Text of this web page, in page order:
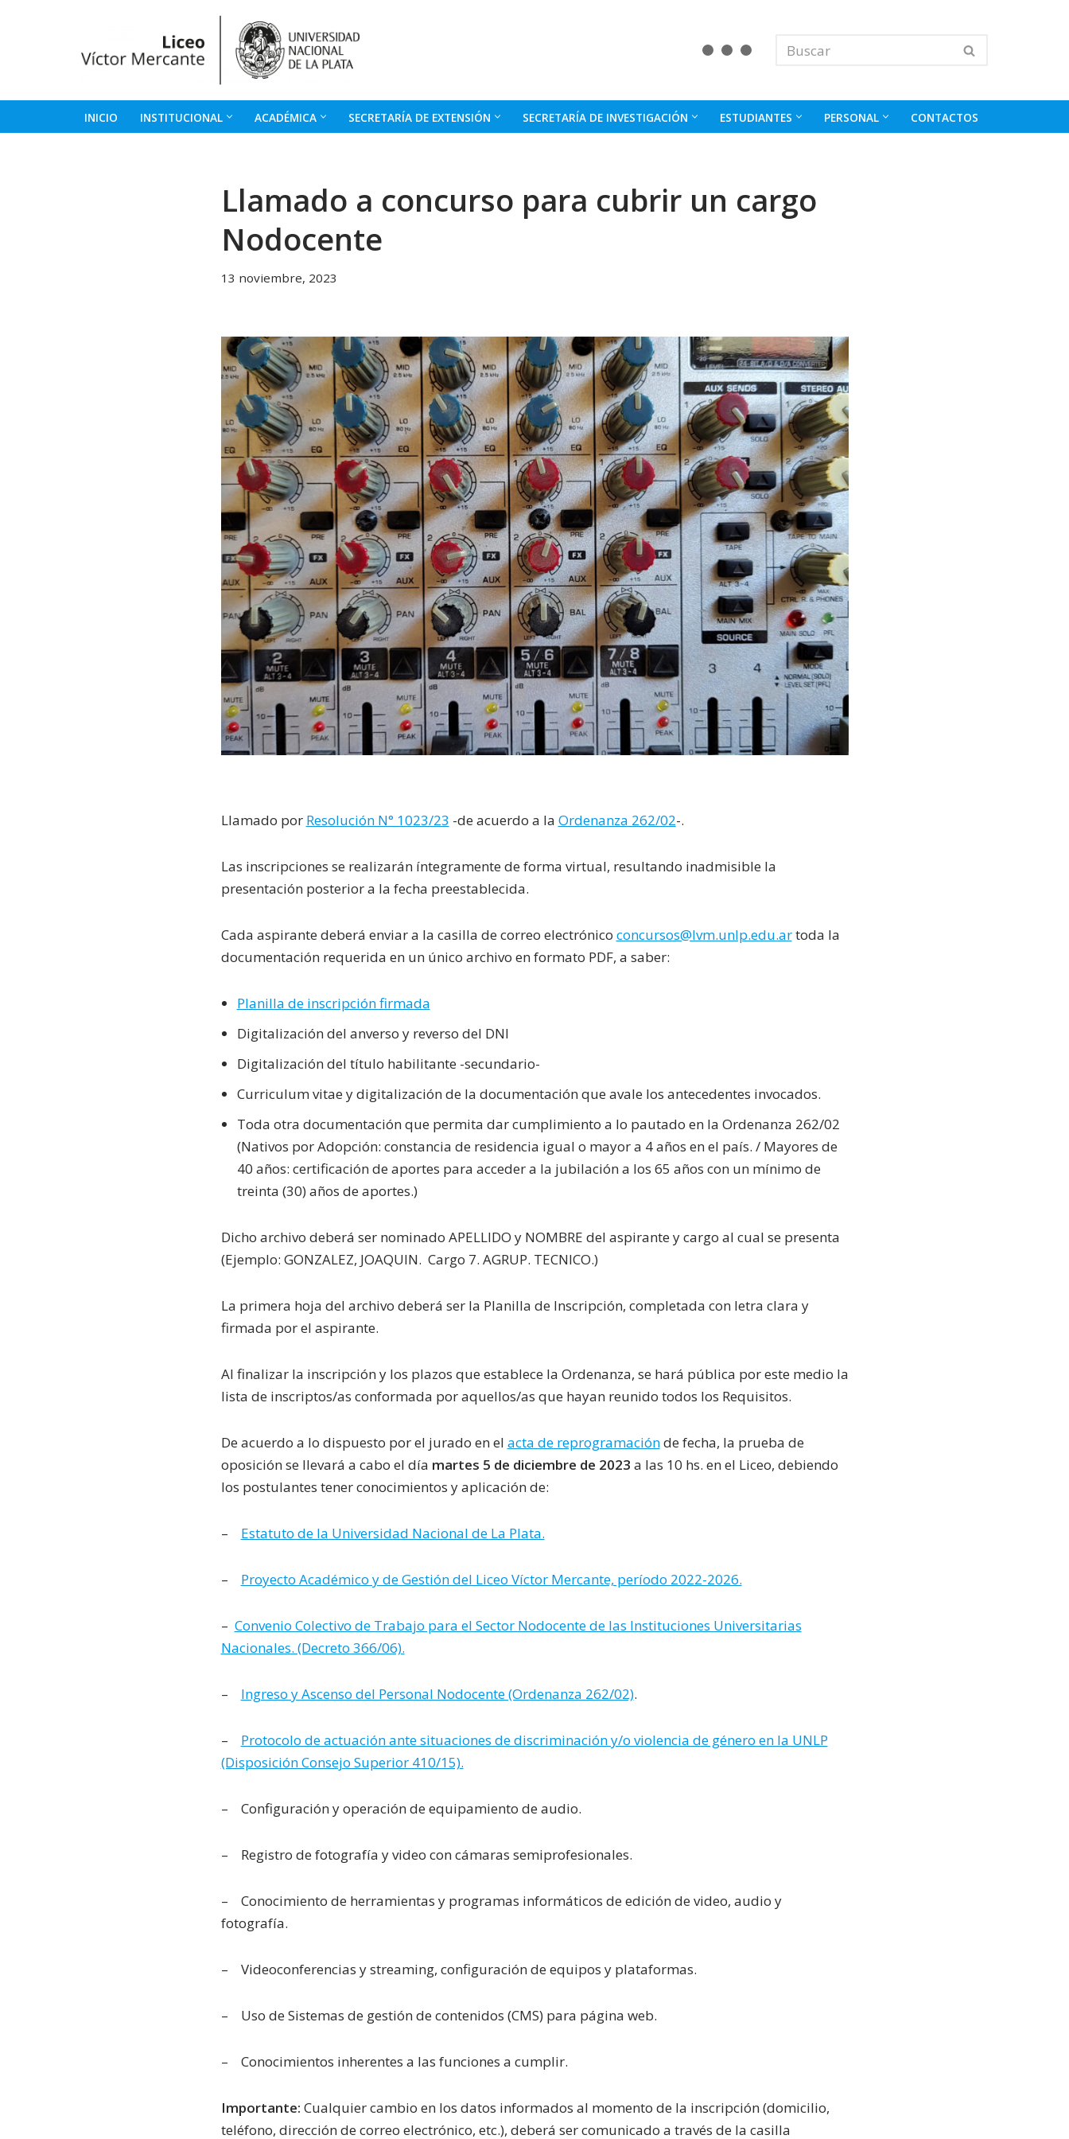
INICIO INSTITUCIONAL ACADÉMICA SECRETARÍA DE EXTENSIÓN SECRETARÍA DE INVESTIGACIÓN ESTUDIANTES PERSONAL CONTACTOS
Llamado a concurso para cubrir un cargo
Nodocente
13 noviembre, 2023
Llamado por Resolución N° 1023/23 -de acuerdo a la Ordenanza 262/02-.
Las inscripciones se realizarán íntegramente de forma virtual, resultando inadmisible la
presentación posterior a la fecha preestablecida.
Cada aspirante deberá enviar a la casilla de correo electrónico concursos@lvm.unlp.edu.artoda la
documentación requerida en un único archivo en formato PDF, a saber:
Planilla de inscripción firmada
Digitalización del anverso y reverso del DNI
Digitalización del título habilitante -secundario-
Curriculum vitae y digitalización de la documentación que avale los antecedentes invocados.
Toda otra documentación que permita dar cumplimiento a lo pautado en la Ordenanza 262/02
(Nativos por Adopción: constancia de residencia igual o mayor a 4 años en el país. / Mayores de
40 años: certificación de aportes para acceder a la jubilación a los 65 años con un mínimo de
treinta (30) años de aportes.)
Dicho archivo deberá ser nominado APELLIDO y NOMBRE del aspirante y cargo al cual se presenta
(Ejemplo: GONZALEZ, JOAQUIN. Cargo 7. AGRUP. TECNICO.)
La primera hoja del archivo deberá ser la Planilla de Inscripción, completada con letra clara y
firmada por el aspirante.
Al finalizar la inscripción y los plazos que establece la Ordenanza, se hará pública por este medio la
lista de inscriptos/as conformada por aquellos/as que hayan reunido todos los Requisitos.
De acuerdo a lo dispuesto por el jurado en el acta de reprogramaciónde fecha, la prueba de
oposición se llevará a cabo el día martes 5 de diciembre de 2023 a las 10 hs. en el Liceo, debiendo
los postulantes tener conocimientos y aplicación de:
– Estatuto de la Universidad Nacional de La Plata.
– Proyecto Académico y de Gestión del Liceo Víctor Mercante, período 2022-2026.
– Convenio Colectivo de Trabajo para el Sector Nodocente de las Instituciones Universitarias
Nacionales. (Decreto 366/06).
– Ingreso y Ascenso del Personal Nodocente (Ordenanza 262/02).
– Protocolo de actuación ante situaciones de discriminación y/o violencia de género en la UNLP
(Disposición Consejo Superior 410/15).
– Configuración y operación de equipamiento de audio.
– Registro de fotografía y video con cámaras semiprofesionales.
– Conocimiento de herramientas y programas informáticos de edición de video, audio y
fotografía.
– Videoconferencias y streaming, configuración de equipos y plataformas.
– Uso de Sistemas de gestión de contenidos (CMS) para página web.
– Conocimientos inherentes a las funciones a cumplir.
Importante: Cualquier cambio en los datos informados al momento de la inscripción (domicilio,
teléfono, dirección de correo electrónico, etc.), deberá ser comunicado a través de la casilla